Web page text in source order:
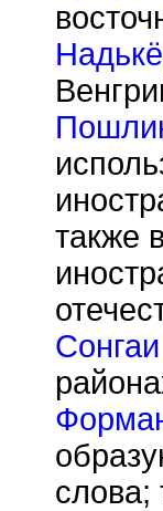
также
слова;